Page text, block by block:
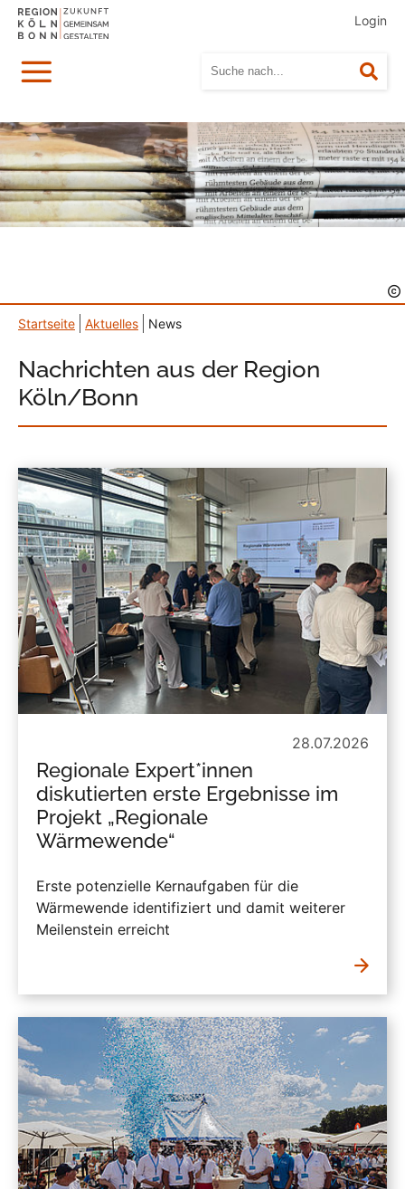
Login
Menü
Startseite Aktuelles News
Nachrichten aus der Region
Köln/Bonn
28.07.2026
Regionale Expert*innen
diskutierten erste Ergebnisse im
Projekt „Regionale
Wärmewende“
Erste potenzielle Kernaufgaben für die
Wärmewende identifiziert und damit weiterer
Meilenstein erreicht